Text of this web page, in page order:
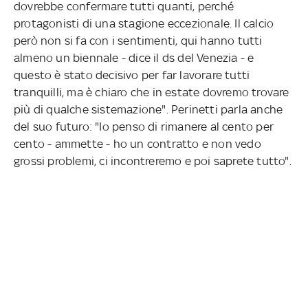
dovrebbe confermare tutti quanti, perché
protagonisti di una stagione eccezionale. Il calcio
però non si fa con i sentimenti, qui hanno tutti
almeno un biennale - dice il ds del Venezia - e
questo è stato decisivo per far lavorare tutti
tranquilli, ma è chiaro che in estate dovremo trovare
più di qualche sistemazione". Perinetti parla anche
del suo futuro: "Io penso di rimanere al cento per
cento - ammette - ho un contratto e non vedo
grossi problemi, ci incontreremo e poi saprete tutto".